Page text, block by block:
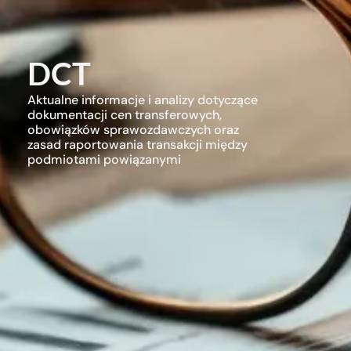
DCT
Aktualne informacje i analizy dotyczące
dokumentacji cen transferowych,
obowiązków sprawozdawczych oraz
zasad raportowania transakcji między
podmiotami powiązanymi